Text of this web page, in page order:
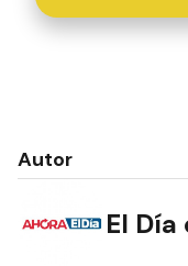
Autor
El